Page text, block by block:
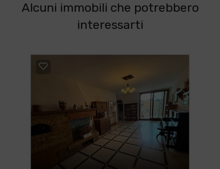
Alcuni immobili che potrebbero
interessarti